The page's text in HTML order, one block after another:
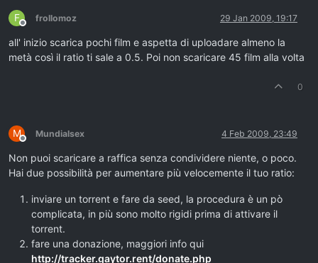
F
Offline
frollomoz 29 Jan 2009, 19:17
all' inizio scarica pochi film e aspetta di uploadare almeno la
metà così il ratio ti sale a 0.5. Poi non scaricare 45 film alla volta
0
M
Offline
Mundialsex 4 Feb 2009, 23:49
Non puoi scaricare a raffica senza condividere niente, o poco.
Hai due possibilità per aumentare più velocemente il tuo ratio:
inviare un torrent e fare da seed, la procedura è un pò
complicata, in più sono molto rigidi prima di attivare il
torrent.
fare una donazione, maggiori info qui
http://tracker.gaytor.rent/donate.php